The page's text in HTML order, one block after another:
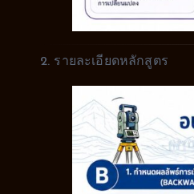
2. รายละเอียดหลักสูตร